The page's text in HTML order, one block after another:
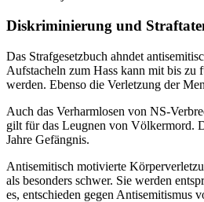
Diskriminierung und
Das Strafgesetzbuch ahndet
Aufstacheln zum Hass kann mit bis zu
werden. Ebenso die Verletzung der
Auch das Verharmlosen von NS-
gilt für das Leugnen von Völkermord.
Jahre Gefängnis.
Antisemitisch motivierte
als besonders schwer. Sie werden
es, entschieden gegen Antisemitismus